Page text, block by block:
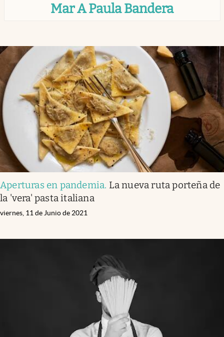
Infotechnology
Mundial 2026
Eventos Corporativos
El Cronista Studio
Mediakit
abre en nueva pestaña
Argentina
Mar A Paula Bandera
Aperturas en pandemia. La nueva ruta porteña de
la 'vera' pasta italiana
viernes, 11 de Junio de 2021